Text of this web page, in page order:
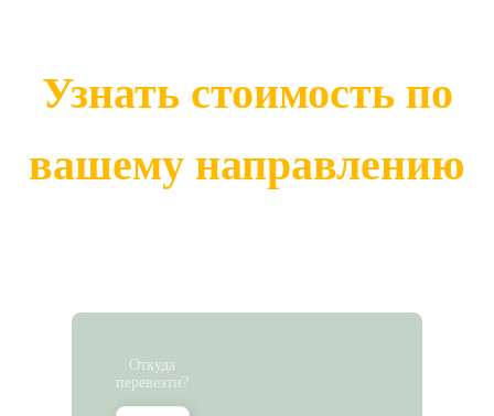
Узнать стоимость по
вашему направлению
Откуда
перевезти?